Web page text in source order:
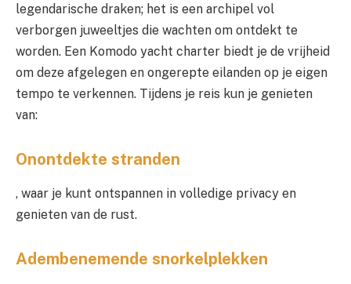
legendarische draken; het is een archipel vol
verborgen juweeltjes die wachten om ontdekt te
worden. Een Komodo yacht charter biedt je de vrijheid
om deze afgelegen en ongerepte eilanden op je eigen
tempo te verkennen. Tijdens je reis kun je genieten
van:
Onontdekte stranden
, waar je kunt ontspannen in volledige privacy en
genieten van de rust.
Adembenemende snorkelplekken